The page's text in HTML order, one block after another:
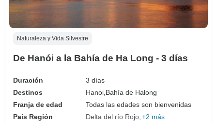
Naturaleza y Vida Silvestre
De Hanói a la Bahía de Ha Long - 3 días
Duración
3 días
Destinos
Hanoi,Bahía de Halong
Franja de edad
Todas las edades son bienvenidas
País Región
Delta del río Rojo +2 más